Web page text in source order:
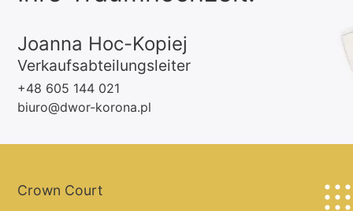
Joanna Hoc-Kopiej
Verkaufsabteilungsleiter
+48 605 144 021
biuro@dwor-korona.pl
Crown Court